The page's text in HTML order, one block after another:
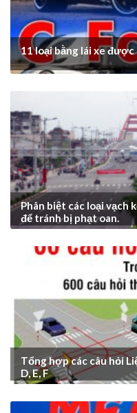
11 loại bằng lái xe được
Phân biệt các loại vạch
để tránh bị phạt oan.
Tổng hợp các câu hỏi
D, E, F